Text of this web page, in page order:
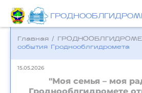
Главная /
события Гроднооблгидромета
15.05.2026
"Моя семья – моя